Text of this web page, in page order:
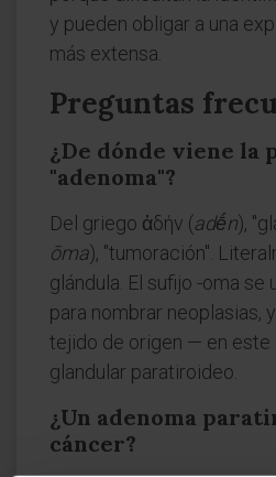
y pueden obligar a una
más extensa.
Preguntas
¿De dónde viene la
"adenoma"?
Del griego ἀδήν (adḗn),
ōma), "tumoración".
glándula. El sufijo -oma se
para nombrar neoplasias,
tejido de origen — en este
glandular paratiroideo.
¿Un adenoma
cáncer?